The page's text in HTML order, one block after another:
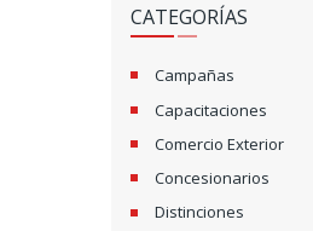
CATEGORÍAS
Campañas
Capacitaciones
Comercio Exterior
Concesionarios
Distinciones